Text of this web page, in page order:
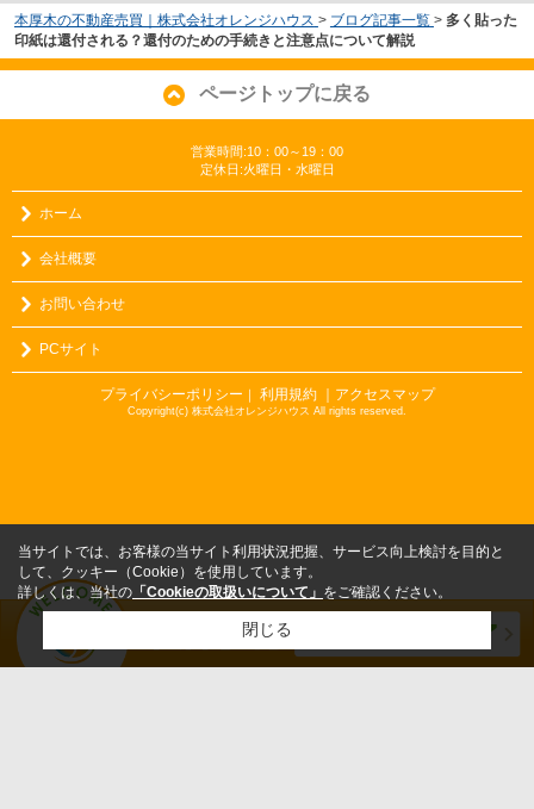
本厚木の不動産売買｜株式会社オレンジハウス > ブログ記事一覧 > 多く貼った
印紙は還付される？還付のための手続きと注意点について解説
ページトップに戻る
営業時間:10：00～19：00
定休日:火曜日・水曜日
ホーム
会社概要
お問い合わせ
PCサイト
プライバシーポリシー ｜ 利用規約 ｜アクセスマップ
Copyright(c) 株式会社オレンジハウス All rights reserved.
当サイトでは、お客様の当サイト利用状況把握、サービス向上検討を目的と
して、クッキー（Cookie）を使用しています。
詳しくは、当社の 「Cookieの取扱いについて」 をご確認ください。
閉じる